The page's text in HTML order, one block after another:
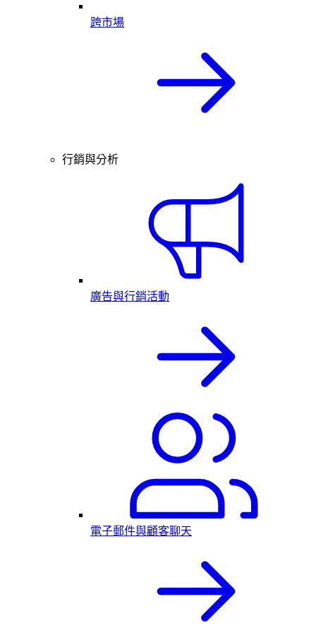
跨市場
行銷與分析
廣告與行銷活動
電子郵件與顧客聊天